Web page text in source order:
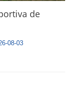
de
08-03